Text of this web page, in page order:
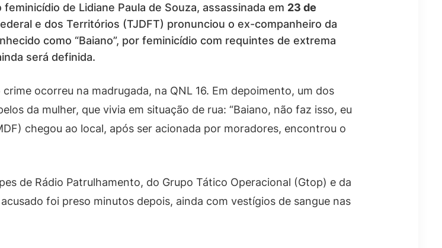
de Lidiane Paula de Souza, assassinada em 23 de
e dos Territórios (TJDFT) pronunciou o ex-companheiro da
como “Baiano”, por feminicídio com requintes de extrema
será definida.
ocorreu na madrugada, na QNL 16. Em depoimento, um dos
da mulher, que vivia em situação de rua: “Baiano, não faz isso, eu
chegou ao local, após ser acionada por moradores, encontrou o
de Rádio Patrulhamento, do Grupo Tático Operacional (Gtop) e da
foi preso minutos depois, ainda com vestígios de sangue nas